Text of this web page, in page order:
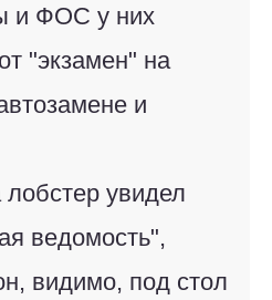
и ФОС у них
"экзамен" на
и
лобстер увидел
ведомость",
видимо, под стол